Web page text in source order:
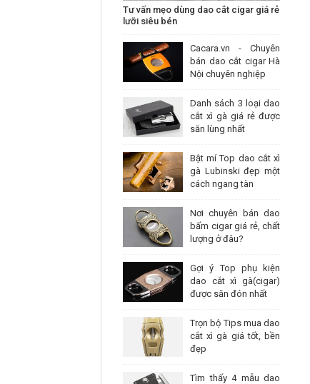
Tư vấn mẹo dùng dao cắt cigar giá rẻ
lưỡi siêu bén
Cacara.vn - Chuyên
bán dao cắt cigar Hà
Nội chuyên nghiệp
Danh sách 3 loại dao
cắt xì gà giá rẻ được
săn lùng nhất
Bật mí Top dao cắt xì
gà Lubinski đẹp một
cách ngang tàn
Nơi chuyên bán dao
bấm cigar giá rẻ, chất
lượng ở đâu?
Gợi ý Top phụ kiện
dao cắt xì gà(cigar)
được săn đón nhất
Trọn bộ Tips mua dao
cắt xì gà giá tốt, bền
đẹp
Tìm thấy 4 mẫu dao